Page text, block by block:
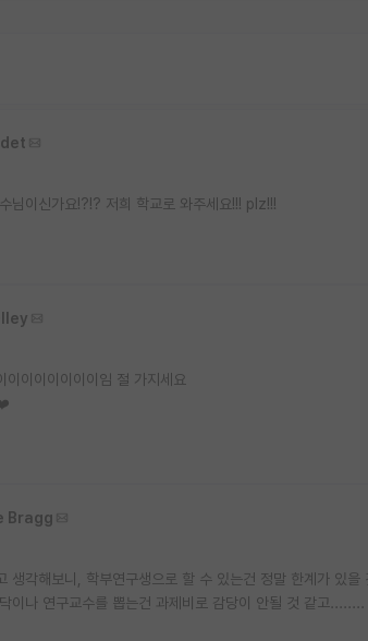
님이신가요!?!? 저희 학교로 와주세요!!! plz!!!
이이이이이이이임 절 가지세요
Bragg
생각해보니, 학부연구생으로 할 수 있는건 정말 한계가 있
이나 연구교수를 뽑는건 과제비로 감당이 안될 것 같고